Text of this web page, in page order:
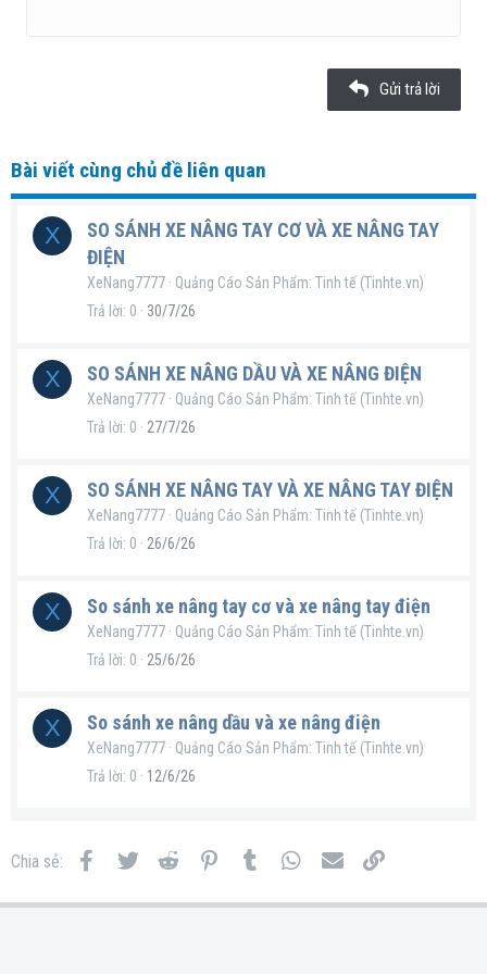
Gửi trả lời
Bài viết cùng chủ đề liên quan
X
SO SÁNH XE NÂNG TAY CƠ VÀ XE NÂNG TAY
ĐIỆN
XeNang7777
Quảng Cáo Sản Phẩm: Tinh tế (Tinhte.vn)
Trả lời 0 30/7/26
X SO SÁNH XE NÂNG DẦU VÀ XE NÂNG ĐIỆN
XeNang7777
Quảng Cáo Sản Phẩm: Tinh tế (Tinhte.vn)
Trả lời 0 27/7/26
X SO SÁNH XE NÂNG TAY VÀ XE NÂNG TAY ĐIỆN
XeNang7777
Quảng Cáo Sản Phẩm: Tinh tế (Tinhte.vn)
Trả lời 0 26/6/26
X So sánh xe nâng tay cơ và xe nâng tay điện
XeNang7777
Quảng Cáo Sản Phẩm: Tinh tế (Tinhte.vn)
Trả lời 0 25/6/26
X So sánh xe nâng dầu và xe nâng điện
XeNang7777
Quảng Cáo Sản Phẩm: Tinh tế (Tinhte.vn)
Trả lời 0 12/6/26
Chia sẻ: FacebookTwitter Reddit PinterestTumblr WhatsApp
Email